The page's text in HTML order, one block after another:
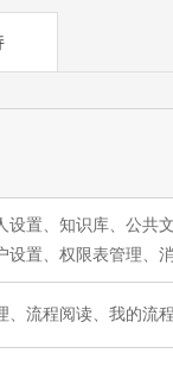
置、知识库、公共
置、权限表管理、
、流程阅读、我的流程